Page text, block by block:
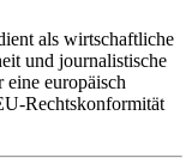
als wirtschaftliche
und journalistische
europäisch
Rechtskonformität